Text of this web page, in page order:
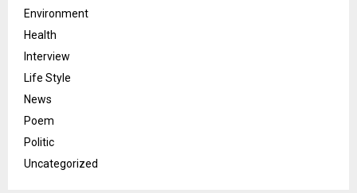
Environment
Health
Interview
Life Style
News
Poem
Politic
Uncategorized